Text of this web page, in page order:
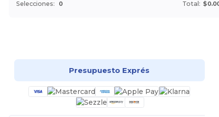
Selecciones: 0 Total:
Presupuesto Exprés